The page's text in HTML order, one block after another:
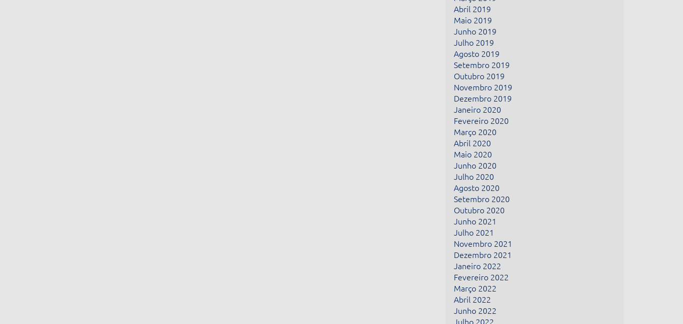
Abril 2019
Maio 2019
Junho 2019
Julho 2019
Agosto 2019
Setembro 2019
Outubro 2019
Novembro 2019
Dezembro 2019
Janeiro 2020
Fevereiro 2020
Março 2020
Abril 2020
Maio 2020
Junho 2020
Julho 2020
Agosto 2020
Setembro 2020
Outubro 2020
Junho 2021
Julho 2021
Novembro 2021
Dezembro 2021
Janeiro 2022
Fevereiro 2022
Março 2022
Abril 2022
Junho 2022
Julho 2022